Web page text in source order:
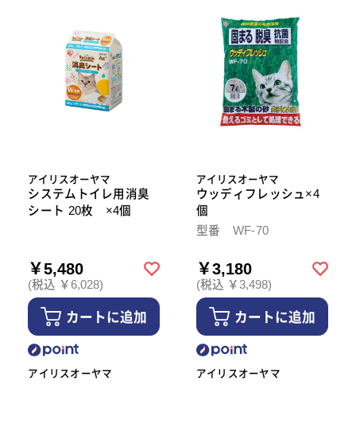
アイリスオーヤマ
システムトイレ用消臭
シート 20枚 ×4個
￥5,480
(税込 ￥6,028)
カートに追加
アイリスオーヤマ
アイリスオーヤマ
ウッディフレッシュ×4
個
型番 WF-70
￥3,180
(税込 ￥3,498)
カートに追加
アイリスオーヤマ